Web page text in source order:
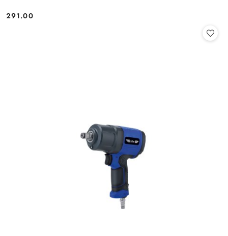
Cena:
291.00